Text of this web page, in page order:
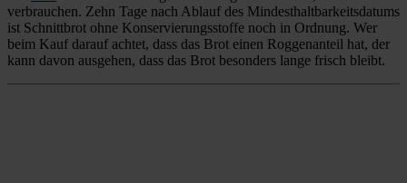
verbrauchen. Zehn Tage nach Ablauf des Mindesthaltbarkeitsdatums
ist Schnittbrot ohne Konservierungsstoffe noch in Ordnung. Wer
beim Kauf darauf achtet, dass das Brot einen Roggenanteil hat, der
kann davon ausgehen, dass das Brot besonders lange frisch bleibt.